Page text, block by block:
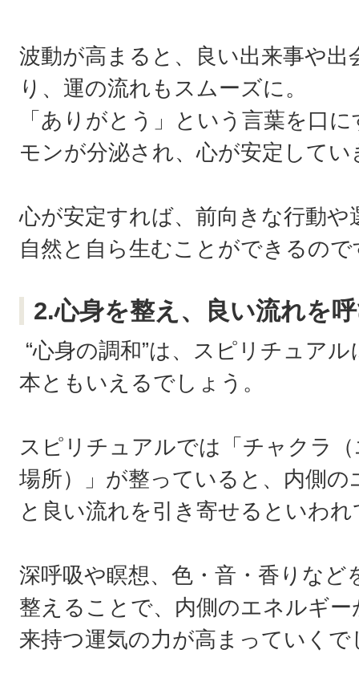
波動が高まると、良い出来事や
り、運の流れもスムーズに。
「ありがとう」という言葉を口
モンが分泌され、心が安定してい
心が安定すれば、前向きな行動
自然と自ら生むことができるので
2.心身を整え、良い流れを
“心身の調和”は、スピリチュア
本ともいえるでしょう。
スピリチュアルでは「チャクラ
場所）」が整っていると、内側
と良い流れを引き寄せるといわ
深呼吸や瞑想、色・音・香りな
整えることで、内側のエネルギ
来持つ運気の力が高まっていくで